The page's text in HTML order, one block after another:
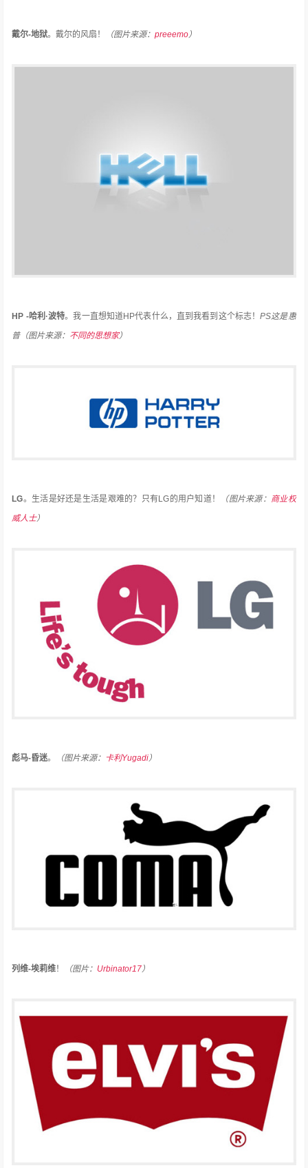
戴尔-地狱。戴尔的风扇！ （图片来源：preeemo）
HP -哈利·波特。我一直想知道HP代表什么，直到我看到这个标志！PS这是惠
普（图片来源： 不同的思想家）
LG。 生活是好还是生活是艰难的？ 只有LG的用户知道！ （图片来源： 商业权
威人士）
彪马-昏迷。 （图片来源： 卡利Yugadi）
列维-埃莉维！ （图片： Urbinator17）